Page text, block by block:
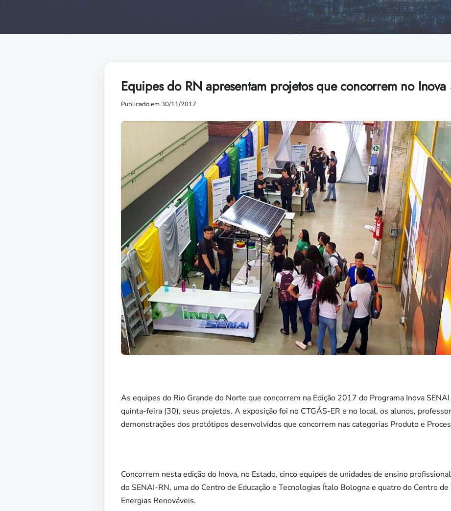
Equipes do RN apresentam projetos que concorrem no Inova
Publicado em 30/11/2017
As equipes do Rio Grande do Norte que concorrem na Edição 2017 do Programa Inova
quinta-feira (30), seus projetos. A exposição foi no CTGÁS-ER e no local, os alunos,
demonstrações dos protótipos desenvolvidos que concorrem nas categorias Produto e
Concorrem nesta edição do Inova, no Estado, cinco equipes de unidades de ensino
do SENAI-RN, uma do Centro de Educação e Tecnologias Ítalo Bologna e quatro do Centro de
Energias Renováveis.